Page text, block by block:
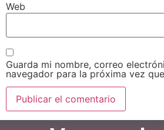
Web
Guarda mi nombre, correo
navegador para la próxima vez